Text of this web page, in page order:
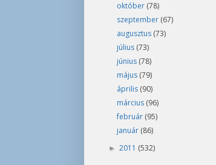
október (78)
szeptember (67)
augusztus (73)
július (73)
június (78)
május (79)
április (90)
március (96)
február (95)
január (86)
► 2011 (532)